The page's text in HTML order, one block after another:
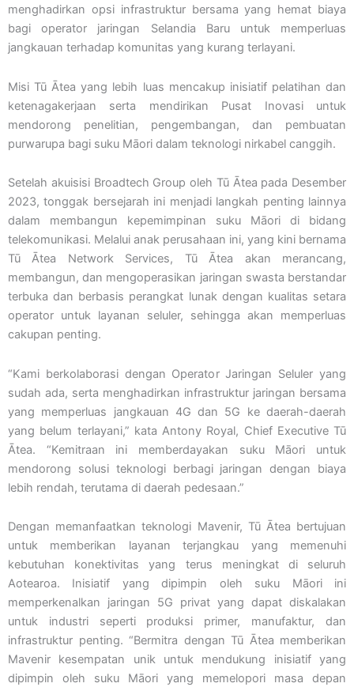
menghadirkan opsi infrastruktur bersama yang hemat biaya
bagi operator jaringan Selandia Baru untuk memperluas
jangkauan terhadap komunitas yang kurang terlayani.
Misi Tū Ātea yang lebih luas mencakup inisiatif pelatihan dan
ketenagakerjaan serta mendirikan Pusat Inovasi untuk
mendorong penelitian, pengembangan, dan pembuatan
purwarupa bagi suku Māori dalam teknologi nirkabel canggih.
Setelah akuisisi Broadtech Group oleh Tū Ātea pada Desember
2023, tonggak bersejarah ini menjadi langkah penting lainnya
dalam membangun kepemimpinan suku Māori di bidang
telekomunikasi. Melalui anak perusahaan ini, yang kini bernama
Tū Ātea Network Services, Tū Ātea akan merancang,
membangun, dan mengoperasikan jaringan swasta berstandar
terbuka dan berbasis perangkat lunak dengan kualitas setara
operator untuk layanan seluler, sehingga akan memperluas
cakupan penting.
“Kami berkolaborasi dengan Operator Jaringan Seluler yang
sudah ada, serta menghadirkan infrastruktur jaringan bersama
yang memperluas jangkauan 4G dan 5G ke daerah-daerah
yang belum terlayani,” kata Antony Royal, Chief Executive Tū
Ātea. “Kemitraan ini memberdayakan suku Māori untuk
mendorong solusi teknologi berbagi jaringan dengan biaya
lebih rendah, terutama di daerah pedesaan.”
Dengan memanfaatkan teknologi Mavenir, Tū Ātea bertujuan
untuk memberikan layanan terjangkau yang memenuhi
kebutuhan konektivitas yang terus meningkat di seluruh
Aotearoa. Inisiatif yang dipimpin oleh suku Māori ini
memperkenalkan jaringan 5G privat yang dapat diskalakan
untuk industri seperti produksi primer, manufaktur, dan
infrastruktur penting. “Bermitra dengan Tū Ātea memberikan
Mavenir kesempatan unik untuk mendukung inisiatif yang
dipimpin oleh suku Māori yang memelopori masa depan